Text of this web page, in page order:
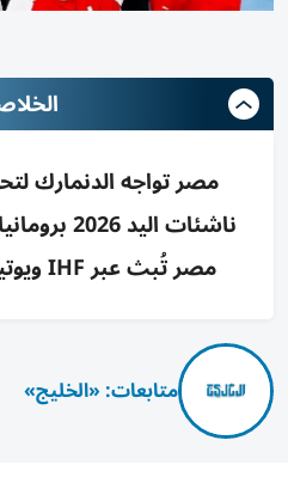
مصر تواجه الدنمارك
مصر تُبث عبر IHF ويوتيوب وأون سبورتس
متابعات: «الخليج»